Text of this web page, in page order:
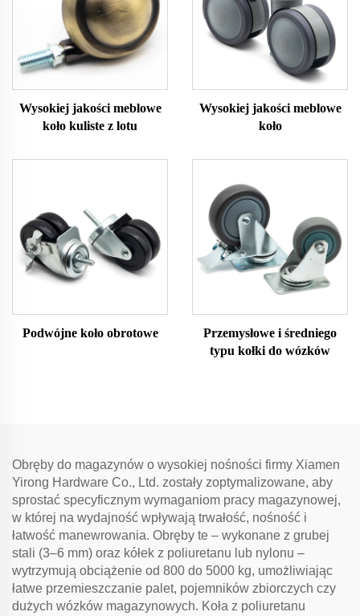
Wysokiej jakości meblowe
koło kuliste z lotu
Wysokiej jakości meblowe
koło
Podwójne koło obrotowe
Przemysłowe i średniego
typu kołki do wózków
Obręby do magazynów o wysokiej nośności firmy Xiamen
Yirong Hardware Co., Ltd. zostały zoptymalizowane, aby
sprostać specyficznym wymaganiom pracy magazynowej,
w której na wydajność wpływają trwałość, nośność i
łatwość manewrowania. Obręby te – wykonane z grubej
stali (3–6 mm) oraz kółek z poliuretanu lub nylonu –
wytrzymują obciążenie od 800 do 5000 kg, umożliwiając
łatwe przemieszczanie palet, pojemników zbiorczych czy
dużych wózków magazynowych. Koła z poliuretanu